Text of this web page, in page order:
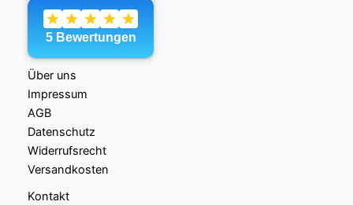
Über uns
Impressum
AGB
Datenschutz
Widerrufsrecht
Versandkosten
Kontakt